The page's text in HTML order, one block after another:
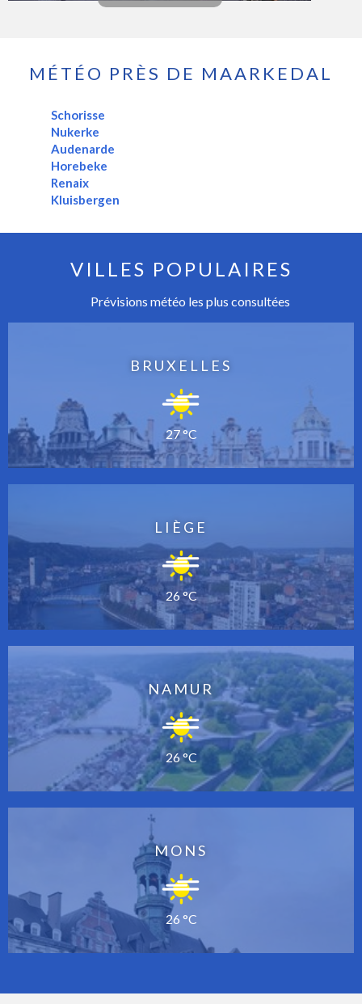
MÉTÉO PRÈS DE MAARKEDAL
Schorisse
Nukerke
Audenarde
Horebeke
Renaix
Kluisbergen
VILLES POPULAIRES
Prévisions météo les plus consultées
BRUXELLES
27 °C
LIÈGE
26 °C
NAMUR
26 °C
MONS
26 °C